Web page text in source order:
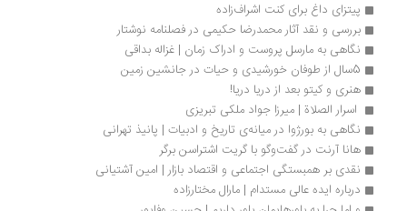
پیتزای داغ برای کنت اشراف‌زاده
بررسی و نقد آثار محمدرضا حکیمی در فصلنامه نوشتار
نگاهی به مارسل پروست و ادراک زمان | غزاله بداقی
هنری و کیتو بعد از دریا دریا!
اسرار الصلاة | میرزا جواد ملکی تبریزی
نگاهی به بورژوا در میانه‌ی تاریخ و ادبیات | پانیذ تهرانی
هانا آرنت در گفت‌وگو با گریت اشتراسن برگر
نقدی بر همبستگی اجتماعی و اقتصاد بازار | امین آشتیانی
درباره ایده عالی مستدام | مارال مختارزاده